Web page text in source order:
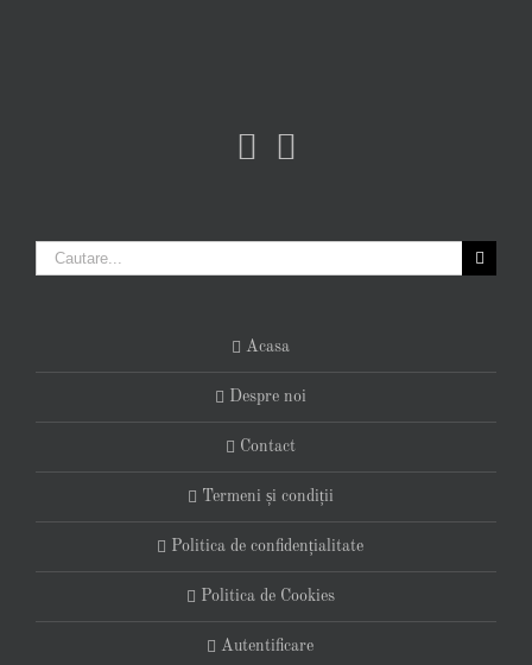
Cautare...
Acasa
Despre noi
Contact
Termeni și condiții
Politica de confidențialitate
Politica de Cookies
Autentificare